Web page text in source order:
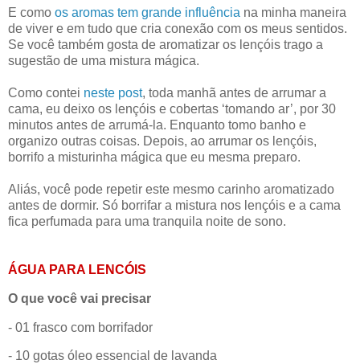
E como os aromas tem grande influência na minha maneira
de viver e em tudo que cria conexão com os meus sentidos.
Se você também gosta de aromatizar os lençóis trago a
sugestão de uma mistura mágica.
Como contei neste post, toda manhã antes de arrumar a
cama, eu deixo os lençóis e cobertas ‘tomando ar’, por 30
minutos antes de arrumá-la. Enquanto tomo banho e
organizo outras coisas. Depois, ao arrumar os lençóis,
borrifo a misturinha mágica que eu mesma preparo.
Aliás, você pode repetir este mesmo carinho aromatizado
antes de dormir. Só borrifar a mistura nos lençóis e a cama
fica perfumada para uma tranquila noite de sono.
ÁGUA PARA LENCÓIS
O que você vai precisar
- 01 frasco com borrifador
- 10 gotas óleo essencial de lavanda